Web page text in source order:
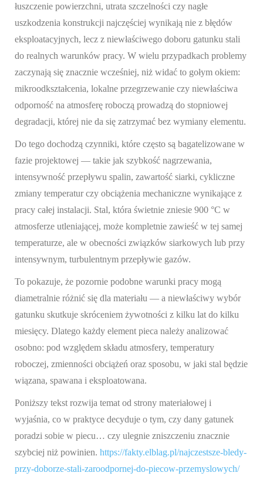
łuszczenie powierzchni, utrata szczelności czy nagłe
uszkodzenia konstrukcji najczęściej wynikają nie z błędów
eksploatacyjnych, lecz z niewłaściwego doboru gatunku stali
do realnych warunków pracy. W wielu przypadkach problemy
zaczynają się znacznie wcześniej, niż widać to gołym okiem:
mikroodkształcenia, lokalne przegrzewanie czy niewłaściwa
odporność na atmosferę roboczą prowadzą do stopniowej
degradacji, której nie da się zatrzymać bez wymiany elementu.
Do tego dochodzą czynniki, które często są bagatelizowane w
fazie projektowej — takie jak szybkość nagrzewania,
intensywność przepływu spalin, zawartość siarki, cykliczne
zmiany temperatur czy obciążenia mechaniczne wynikające z
pracy całej instalacji. Stal, która świetnie zniesie 900 °C w
atmosferze utleniającej, może kompletnie zawieść w tej samej
temperaturze, ale w obecności związków siarkowych lub przy
intensywnym, turbulentnym przepływie gazów.
To pokazuje, że pozornie podobne warunki pracy mogą
diametralnie różnić się dla materiału — a niewłaściwy wybór
gatunku skutkuje skróceniem żywotności z kilku lat do kilku
miesięcy. Dlatego każdy element pieca należy analizować
osobno: pod względem składu atmosfery, temperatury
roboczej, zmienności obciążeń oraz sposobu, w jaki stal będzie
wiązana, spawana i eksploatowana.
Poniższy tekst rozwija temat od strony materiałowej i
wyjaśnia, co w praktyce decyduje o tym, czy dany gatunek
poradzi sobie w piecu… czy ulegnie zniszczeniu znacznie
szybciej niż powinien. https://fakty.elblag.pl/najczestsze-bledy-
przy-doborze-stali-zaroodpornej-do-piecow-przemyslowych/